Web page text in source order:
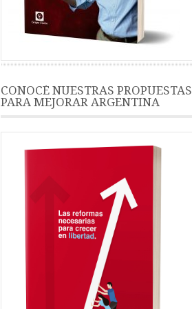
CONOCÉ NUESTRAS PROPUESTAS
PARA MEJORAR ARGENTINA